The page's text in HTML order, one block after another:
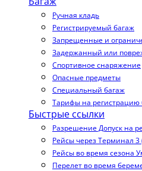
Ручная кладь
Регистрируемый багаж
Запрещенные и
Задержанный или
Спортивное снаряжение
Опасные предметы
Специальный багаж
Тарифы на регистрацию
Быстрые ссылки
Разрешение Допуск на
Рейсы через Терминал 3
Рейсы во время сезона
Перелет во время